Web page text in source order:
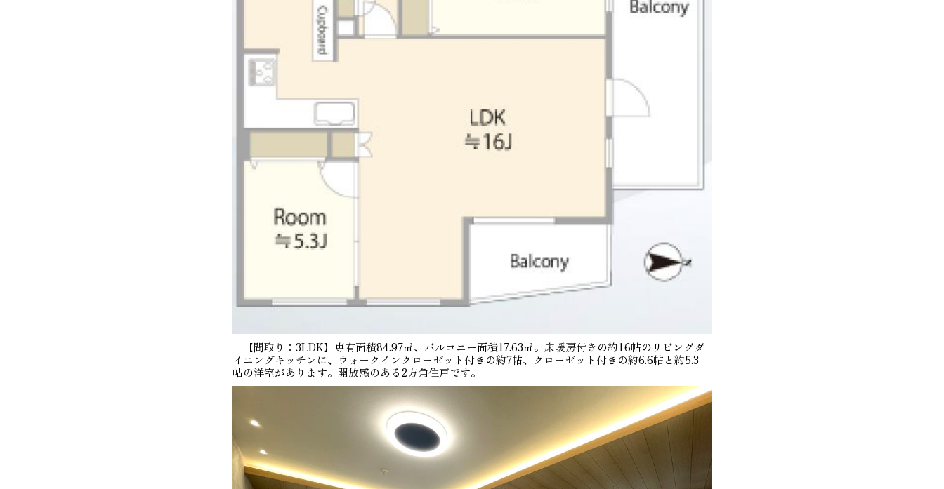
【間取り：3LDK】専有面積84.97㎡、バルコニー面積17.63㎡。床暖房付きの約16帖のリビングダ
イニングキッチンに、ウォークインクローゼット付きの約7帖、クローゼット付きの約6.6帖と約5.3
帖の洋室があります。開放感のある2方角住戸です。